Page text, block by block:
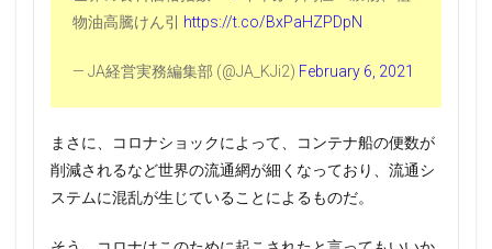
物油高騰けん引 https://t.co/BxPaHZPDpN
— JA経営実務編集部 (@JA_KJi2) February 6, 2021
まさに、コロナショックによって、コンテナ船の便数が
削減されるなど世界の流通網が細くなっており、流通シ
ステムに混乱が生じていることによるものだ。